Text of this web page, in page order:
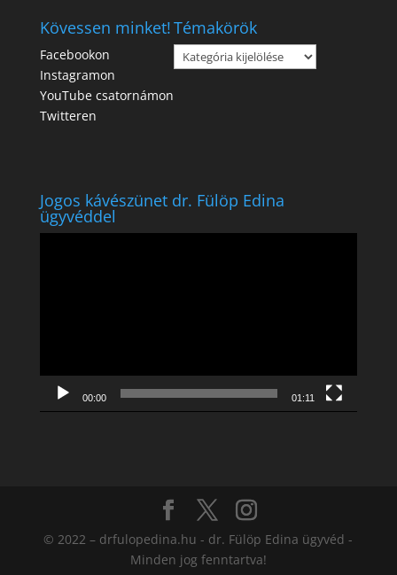
Kövessen minket!
Facebookon
Instagramon
YouTube csatornámon
Twitteren
Témakörök
Témakörök
Jogos kávészünet dr. Fülöp Edina
ügyvéddel
00:00 01:11
© 2022 – drfulopedina.hu - dr. Fülöp Edina ügyvéd -
Minden jog fenntartva!